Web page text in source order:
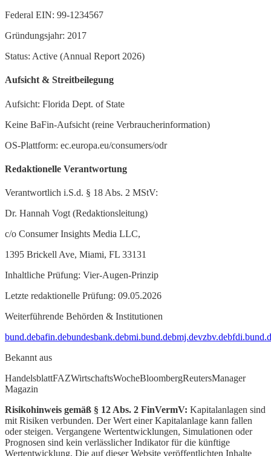
Federal EIN: 99-1234567
Gründungsjahr: 2017
Status: Active (Annual Report 2026)
Aufsicht & Streitbeilegung
Aufsicht: Florida Dept. of State
Keine BaFin-Aufsicht (reine Verbraucherinformation)
OS-Plattform: ec.europa.eu/consumers/odr
Redaktionelle Verantwortung
Verantwortlich i.S.d. § 18 Abs. 2 MStV:
Dr. Hannah Vogt (Redaktionsleitung)
c/o Consumer Insights Media LLC,
1395 Brickell Ave, Miami, FL 33131
Inhaltliche Prüfung: Vier-Augen-Prinzip
Letzte redaktionelle Prüfung: 09.05.2026
Weiterführende Behörden & Institutionen
bund.debafin.debundesbank.debmi.bund.debmj.devzbv.de
Bekannt aus
HandelsblattFAZWirtschaftsWocheBloombergReutersManager
Magazin
Risikohinweis gemäß § 12 Abs. 2 FinVermV: Kapitalanlagen sind
mit Risiken verbunden. Der Wert einer Kapitalanlage kann fallen
oder steigen. Vergangene Wertentwicklungen, Simulationen oder
Prognosen sind kein verlässlicher Indikator für die künftige
Wertentwicklung. Die auf dieser Website veröffentlichten Inhalte